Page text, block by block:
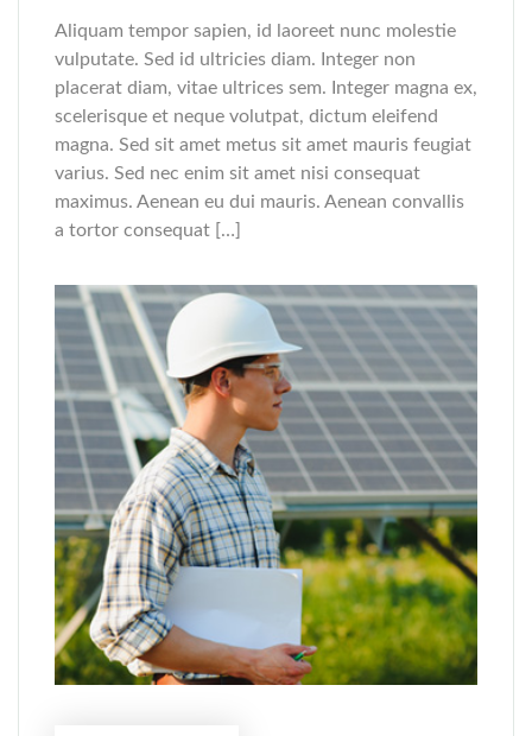
Aliquam tempor sapien, id laoreet nunc molestie
vulputate. Sed id ultricies diam. Integer non
placerat diam, vitae ultrices sem. Integer magna ex,
scelerisque et neque volutpat, dictum eleifend
magna. Sed sit amet metus sit amet mauris feugiat
varius. Sed nec enim sit amet nisi consequat
maximus. Aenean eu dui mauris. Aenean convallis
a tortor consequat […]